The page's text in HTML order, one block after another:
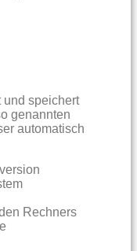
und speichert
genannten
automatisch
Rechners